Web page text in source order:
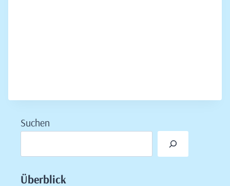
Suchen
Überblick